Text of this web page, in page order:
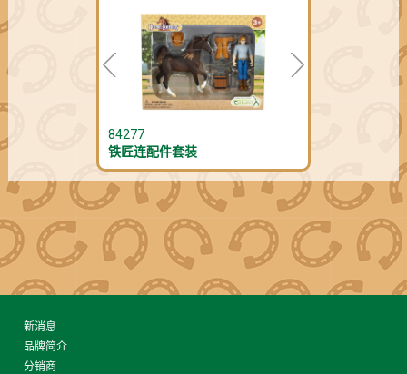
84277
铁匠连配件套装
新消息
品牌简介
分销商